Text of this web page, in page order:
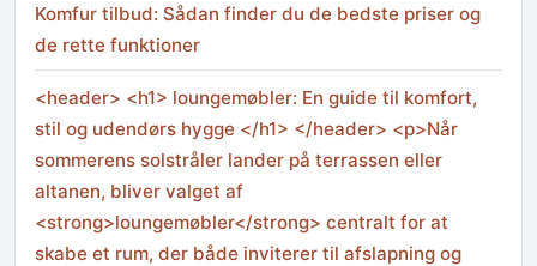
Komfur tilbud: Sådan finder du de bedste priser og
de rette funktioner
<header> <h1> loungemøbler: En guide til komfort,
stil og udendørs hygge </h1> </header> <p>Når
sommerens solstråler lander på terrassen eller
altanen, bliver valget af
<strong>loungemøbler</strong> centralt for at
skabe et rum, der både inviterer til afslapning og